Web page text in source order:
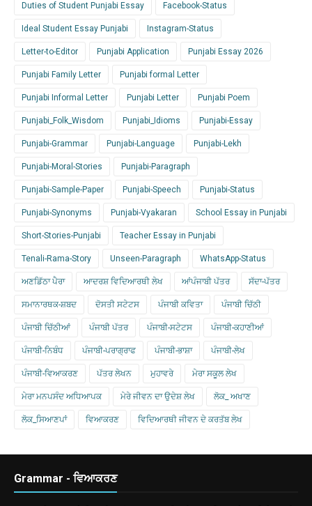
Duties of Student Punjabi Essay Facebook-Status
Ideal Student Essay Punjabi Instagram-Status
Letter-to-Editor Punjabi Application Punjabi Essay 2026
Punjabi Family Letter Punjabi formal Letter
Punjabi Informal Letter Punjabi Letter Punjabi Poem
Punjabi_Folk_Wisdom Punjabi_Idioms Punjabi-Essay
Punjabi-Grammar Punjabi-Language Punjabi-Lekh
Punjabi-Moral-Stories Punjabi-Paragraph
Punjabi-Sample-Paper Punjabi-Speech Punjabi-Status
Punjabi-Synonyms Punjabi-Vyakaran School Essay in Punjabi
Short-Stories-Punjabi Teacher Essay in Punjabi
Tenali-Rama-Story Unseen-Paragraph WhatsApp-Status
ਅਣਡਿੱਠਾ ਪੈਰਾ ਆਦਰਸ਼ ਵਿਦਿਆਰਥੀ ਲੇਖ ਆਂਪੰਜਾਬੀ ਪੱਤਰ ਸੱਦਾ-ਪੱਤਰ
ਸਮਾਨਾਰਥਕ-ਸ਼ਬਦ ਦੋਸਤੀ ਸਟੇਟਸ ਪੰਜਾਬੀ ਕਵਿਤਾ ਪੰਜਾਬੀ ਚਿੱਠੀ
ਪੰਜਾਬੀ ਚਿੱਠੀਆਂ ਪੰਜਾਬੀ ਪੱਤਰ ਪੰਜਾਬੀ-ਸਟੇਟਸ ਪੰਜਾਬੀ-ਕਹਾਣੀਆਂ
ਪੰਜਾਬੀ-ਨਿਬੰਧ ਪੰਜਾਬੀ-ਪਰਾਗ੍ਰਾਫ ਪੰਜਾਬੀ-ਭਾਸ਼ਾ ਪੰਜਾਬੀ-ਲੇਖ
ਪੰਜਾਬੀ-ਵਿਆਕਰਣ ਪੱਤਰ ਲੇਖਨ ਮੁਹਾਵਰੇ ਮੇਰਾ ਸਕੂਲ ਲੇਖ
ਮੇਰਾ ਮਨਪਸੰਦ ਅਧਿਆਪਕ ਮੇਰੇ ਜੀਵਨ ਦਾ ਉਦੇਸ਼ ਲੇਖ ਲੋਕ_ ਅਖਾਣ
ਲੋਕ_ਸਿਆਣਪਾਂ ਵਿਆਕਰਣ ਵਿਦਿਆਰਥੀ ਜੀਵਨ ਦੇ ਕਰਤੱਬ ਲੇਖ
Grammar - ਵਿਆਕਰਣ